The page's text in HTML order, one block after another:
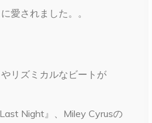
愛されました。​​。
リズミカルなビートが
Night』、Miley Cyrusの